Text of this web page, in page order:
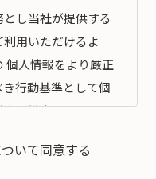
し当社が提供する
用いただけるよ
個人情報をより厳正
行動基準として個
の徹底を図りま
いて同意する